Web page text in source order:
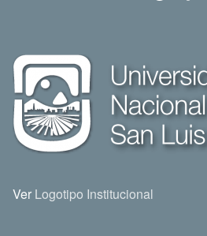
Ver Logotipo Institucional